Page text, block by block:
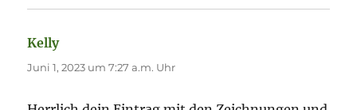
Kellysagt:
Juni 1, 2023 um 7:27 a.m. Uhr